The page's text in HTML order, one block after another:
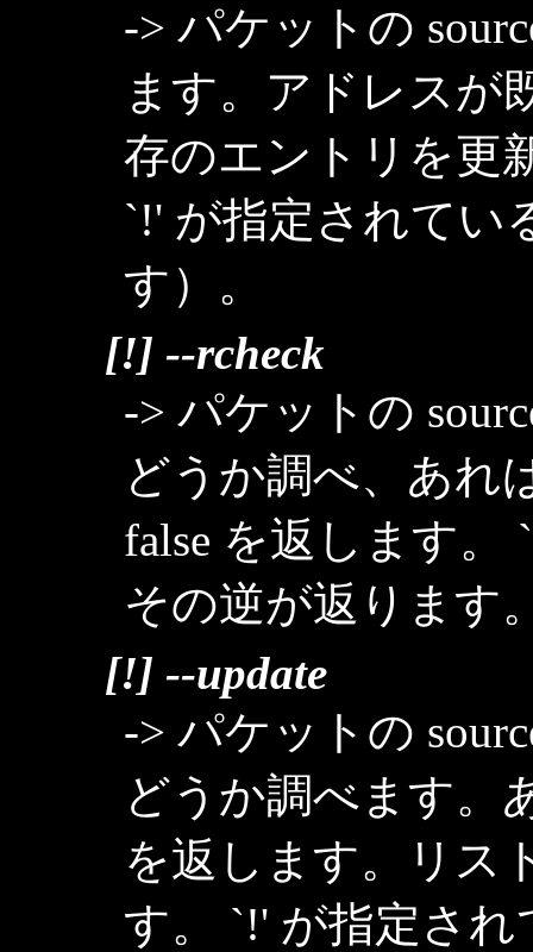
-> パケットの
ます。アドレスが
存のエントリを更
`!' が指定されてい
す）。
[!] --rcheck
-> パケットの
どうか調べ、あれ
false を返します。
その逆が返ります
[!] --update
-> パケットの
どうか調べます。
を返します。リス
す。 `!' が指定さ